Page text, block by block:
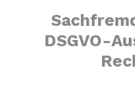
DSGVO-